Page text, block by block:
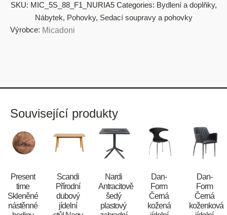
SKU: MIC_5S_88_F1_NURIA5 Categories: Bydlení a doplňky,
Nábytek, Pohovky, Sedací soupravy a pohovky
Výrobce: Micadoni
Související produkty
Present
time
Skleněné
nástěnné
Scandi
Přírodní
dubový
jídelní
Nardi
Antracitově
šedý
plastový
​​​​​Dan-
Form
Černá
kožená
​​​​​Dan-
Form
Černá
koženková